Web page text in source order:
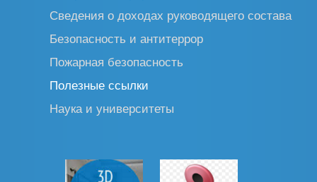
Сведения о доходах руководящего состава
Безопасность и антитеррор
Пожарная безопасность
Полезные ссылки
Наука и университеты